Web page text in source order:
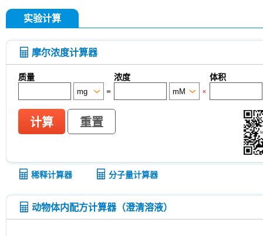
实验计算
摩尔浓度计算器
质量 浓度
体积
=
×
计算 重置
稀释计算器 分子量计算器
动物体内配方计算器（澄清溶液）